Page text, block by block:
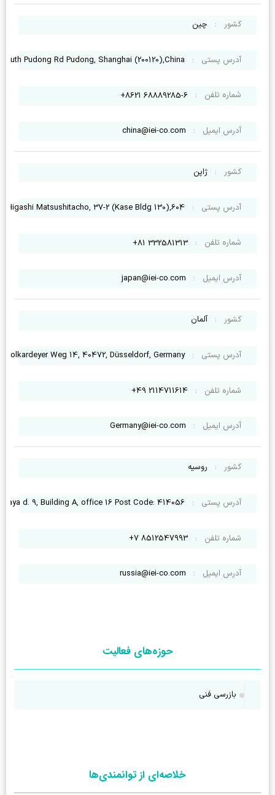
کشور : چین
آدرس پستی :
Pudong Rd Pudong, Shanghai (200120),China
شماره تلفن :
68889285-6 8621+
آدرس ایمیل :
china@iei-co.com
کشور :ژاپن
آدرس پستی :
,Higashi Matsushitacho, 37-2 (Kase Bldg 130),604
شماره تلفن :
332581313 81+
آدرس ایمیل :
japan@iei-co.com
کشور :آلمان
آدرس پستی :
Volkardeyer Weg 14, 40472, Düsseldorf, Germany
شماره تلفن :
2114711614 49+
آدرس ایمیل :
Germany@iei-co.com
کشور : روسیه
آدرس پستی :
d. 9, Building A, office 16 Post Code: 414056
شماره تلفن :
8512547993 7+
آدرس ایمیل :
russia@iei-co.com
حوزه‌های فعالیت
بازرسی فنی
خلاصه‌ای از توانمندی‌ها